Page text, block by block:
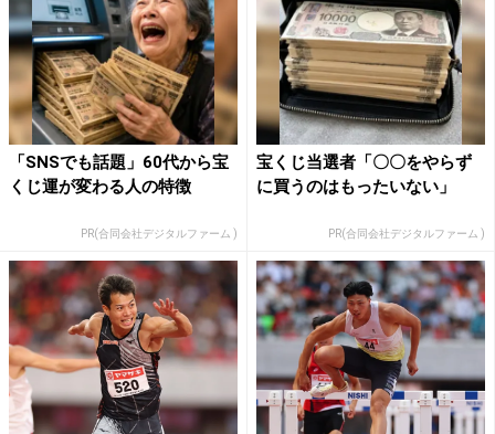
「SNSでも話題」60代から宝
くじ運が変わる人の特徴
PR(合同会社デジタルファーム )
宝くじ当選者「〇〇をやらず
に買うのはもったいない」
PR(合同会社デジタルファーム )